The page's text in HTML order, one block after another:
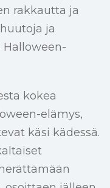
rakkautta ja
ja
kokea
elämys,
käsi kädessä.